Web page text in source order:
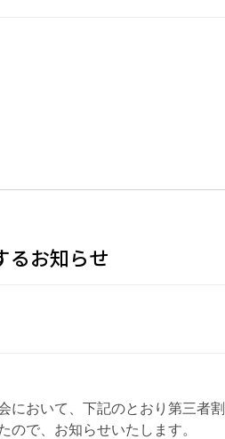
るお知らせ
において、下記のとおり第三者割
で、お知らせいたします。